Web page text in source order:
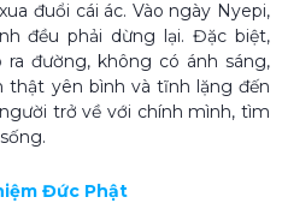
đuổi cái ác. Vào ngày Nyepi,
đều phải dừng lại. Đặc biệt,
đường, không có ánh sáng,
thật yên bình và tĩnh lặng đến
trở về với chính mình, tìm
Đức Phật